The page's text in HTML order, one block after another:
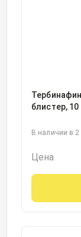
блистер, 10
В наличии в 2
Цена